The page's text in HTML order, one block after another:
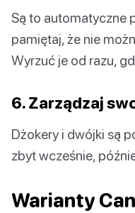
Są to automatyczne
pamiętaj, że nie
Wyrzuć je od razu,
6. Zarządzaj
Dżokery i dwójki są
zbyt wcześnie,
Warianty